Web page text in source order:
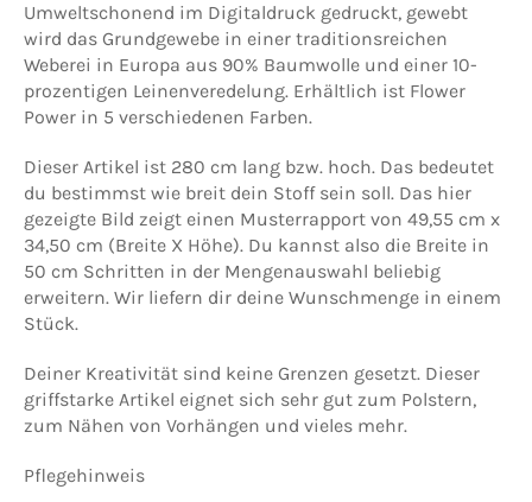
Umweltschonend im Digitaldruck gedruckt, gewebt
wird das Grundgewebe in einer traditionsreichen
Weberei in Europa aus 90% Baumwolle und einer 10-
prozentigen Leinenveredelung. Erhältlich ist Flower
Power in 5 verschiedenen Farben.
Dieser Artikel ist 280 cm lang bzw. hoch. Das bedeutet
du bestimmst wie breit dein Stoff sein soll. Das hier
gezeigte Bild zeigt einen Musterrapport von 49,55 cm x
34,50 cm (Breite X Höhe). Du kannst also die Breite in
50 cm Schritten in der Mengenauswahl beliebig
erweitern. Wir liefern dir deine Wunschmenge in einem
Stück.
Deiner Kreativität sind keine Grenzen gesetzt. Dieser
griffstarke Artikel eignet sich sehr gut zum Polstern,
zum Nähen von Vorhängen und vieles mehr.
Pflegehinweis